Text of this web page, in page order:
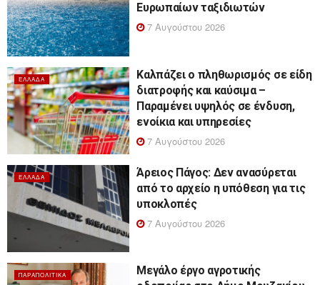
Ευρωπαίων ταξιδιωτών
7 Αυγούστου 2026
ΕΛΛΆΔΑ
Καλπάζει ο πληθωρισμός σε είδη
διατροφής και καύσιμα –
Παραμένει υψηλός σε ένδυση,
ενοίκια και υπηρεσίες
7 Αυγούστου 2026
ΕΛΛΆΔΑ
Άρειος Πάγος: Δεν ανασύρεται
από το αρχείο η υπόθεση για τις
υποκλοπές
7 Αυγούστου 2026
ΠΑΡΑΠΟΛΙΤΙΚΆ
Μεγάλο έργο αγροτικής